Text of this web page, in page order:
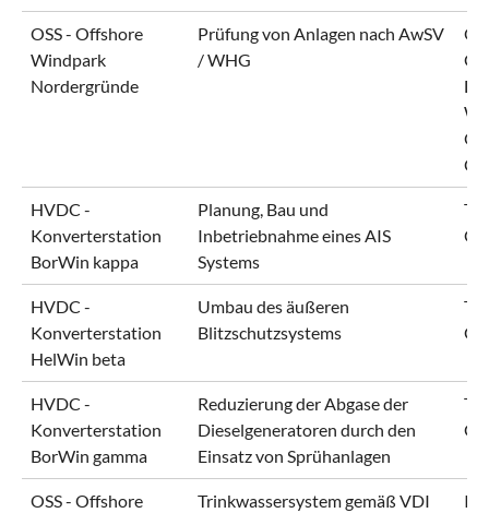
OSS - Offshore
Windpark
Nordergründe
Prüfung von Anlagen nach AwSV
/ WHG
HVDC -
Konverterstation
BorWin kappa
Planung, Bau und
Inbetriebnahme eines AIS
Systems
HVDC -
Konverterstation
HelWin beta
Umbau des äußeren
Blitzschutzsystems
HVDC -
Konverterstation
BorWin gamma
Reduzierung der Abgase der
Dieselgeneratoren durch den
Einsatz von Sprühanlagen
OSS - Offshore
Trinkwassersystem gemäß VDI